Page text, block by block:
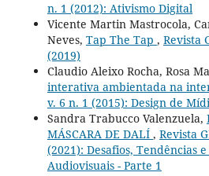
n. 1 (2012): Ativismo Digital
Vicente Martin Mastrocola,
Neves, Tap The Tap , Revista
(2019)
Claudio Aleixo Rocha, Rosa
interativa ambientada na
v. 6 n. 1 (2015): Design de
Sandra Trabucco Valenzuela,
MÁSCARA DE DALÍ , Revista
(2021): Desafios, Tendências
Audiovisuais - Parte 1